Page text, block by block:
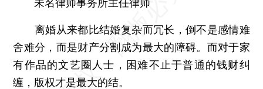
未名律师事务所主任律师
离婚从来都比结婚复杂而冗长，倒不是感情难
舍难分，而是财产分割成为最大的障碍。而对于家
有作品的文艺圈人士，困难不止于普通的钱财纠
缠，版权才是最大的结。